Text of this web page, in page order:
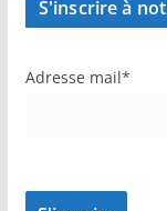
S'inscrire à
Adresse mail*